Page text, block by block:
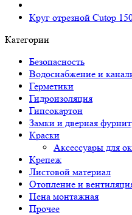
Круг отрезной Cutop
Категории
Безопасность
Водоснабжение и
Герметики
Гидроизоляция
Гипсокартон
Замки и дверная
Краски
Аксессуары для
Крепеж
Листовой материал
Отопление и
Пена монтажная
Прочее